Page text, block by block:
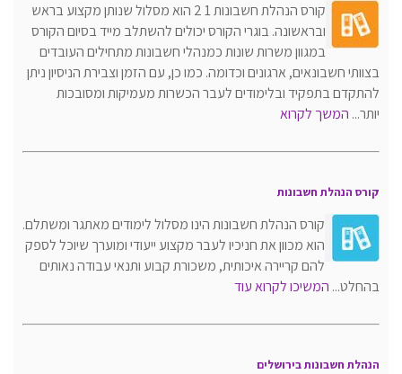
קורס הנהלת חשבונות 1 2 הוא מסלול שנותן מקצוע בראש
ובראשונה. בוגרי הקורס יכולים להשתלב מייד בסיום הקורס
במגוון משרות שונות כמנהלי חשבונות מתחילים העובדים
בצוותי חשבונאים, ארגונים וכדומה. כמו כן, עם הזמן וצבירת הניסיון ניתן
להתקדם בתפקיד ובלימודים לעבר הכשרות מעמיקות ומסובכות
יותר... המשך לקרוא
קורס הנהלת חשבונות
קורס הנהלת חשבונות הינו מסלול לימודים מאתגר ומשתלם.
הוא מכוון את חניכיו לעבר מקצוע ייעודי ומוערך שיוכל לספק
להם קריירה איכותית, משכורת קבוע ותנאי עבודה נאותים
בהחלט... המשיכו לקרוא עוד
הנהלת חשבונות בירושלים